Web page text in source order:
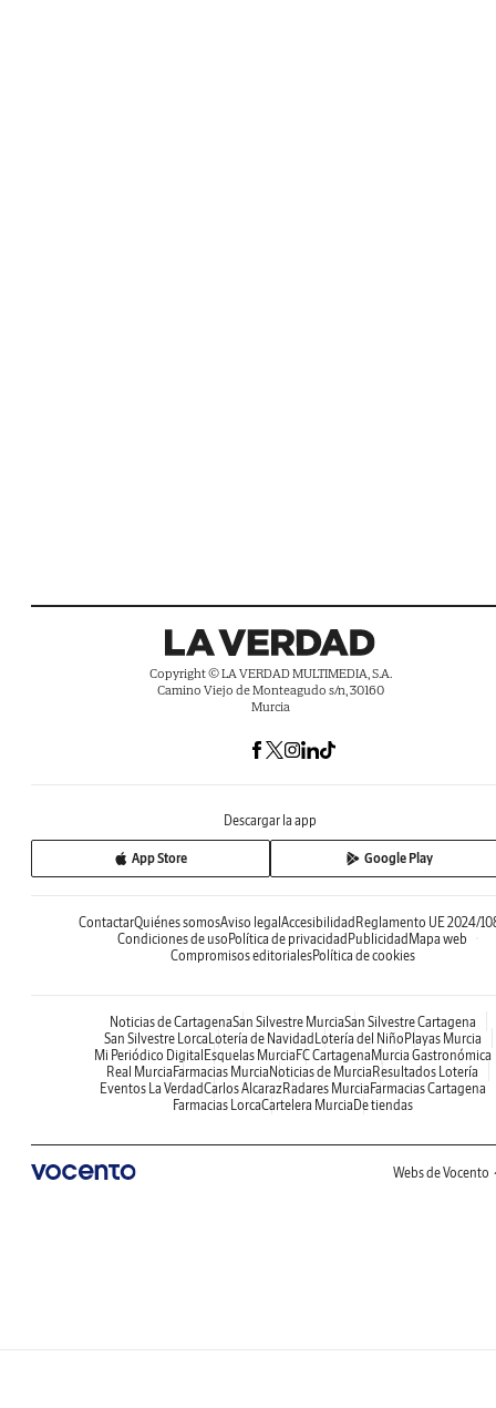
Copyright © LA VERDAD MULTIMEDIA, S.A.
Camino Viejo de Monteagudo s/n, 30160
Murcia
Descargar la app
App Store Google Play
ContactarQuiénes somosAviso legal Accesibilidad Reglamento UE 2024/
Condiciones de uso Política de privacidad Publicidad Mapa web
Compromisos editorialesPolítica de cookies
Noticias de CartagenaSan Silvestre MurciaSan Silvestre Cartagena
San Silvestre Lorca Lotería de Navidad Lotería del Niño Playas Murcia
Mi Periódico Digital Esquelas Murcia FC Cartagena Murcia Gastronómica
Real Murcia Farmacias Murcia Noticias de Murcia Resultados Lotería
Eventos La VerdadCarlos AlcarazRadares Murcia Farmacias Cartagena
Farmacias LorcaCartelera Murcia De tiendas
Webs de Vocento